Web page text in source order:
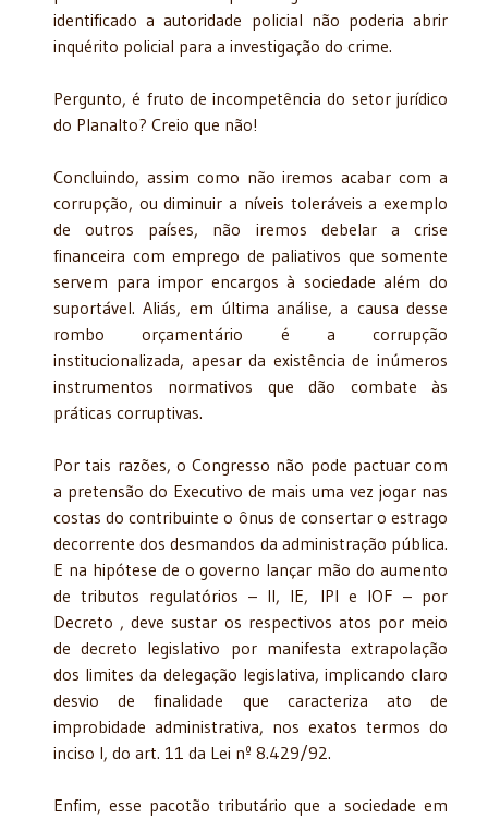
identificado a autoridade policial não poderia abrir
inquérito policial para a investigação do crime.
Pergunto, é fruto de incompetência do setor jurídico
do Planalto? Creio que não!
Concluindo, assim como não iremos acabar com a
corrupção, ou diminuir a níveis toleráveis a exemplo
de outros países, não iremos debelar a crise
financeira com emprego de paliativos que somente
servem para impor encargos à sociedade além do
suportável. Aliás, em última análise, a causa desse
rombo orçamentário é a corrupção
institucionalizada, apesar da existência de inúmeros
instrumentos normativos que dão combate às
práticas corruptivas.
Por tais razões, o Congresso não pode pactuar com
a pretensão do Executivo de mais uma vez jogar nas
costas do contribuinte o ônus de consertar o estrago
decorrente dos desmandos da administração pública.
E na hipótese de o governo lançar mão do aumento
de tributos regulatórios – II, IE, IPI e IOF – por
Decreto , deve sustar os respectivos atos por meio
de decreto legislativo por manifesta extrapolação
dos limites da delegação legislativa, implicando claro
desvio de finalidade que caracteriza ato de
improbidade administrativa, nos exatos termos do
inciso I, do art. 11 da Lei nº 8.429/92.
Enfim, esse pacotão tributário que a sociedade em